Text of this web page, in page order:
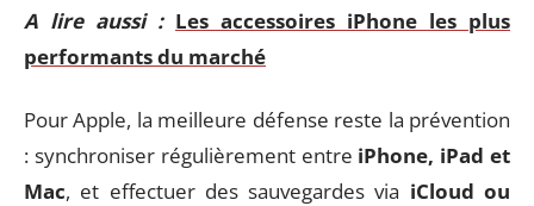
A lire aussi : Les accessoires iPhone les plus
performants du marché
Pour Apple, la meilleure défense reste la prévention
: synchroniser régulièrement entre iPhone, iPad et
Mac, et effectuer des sauvegardes via iCloud ou